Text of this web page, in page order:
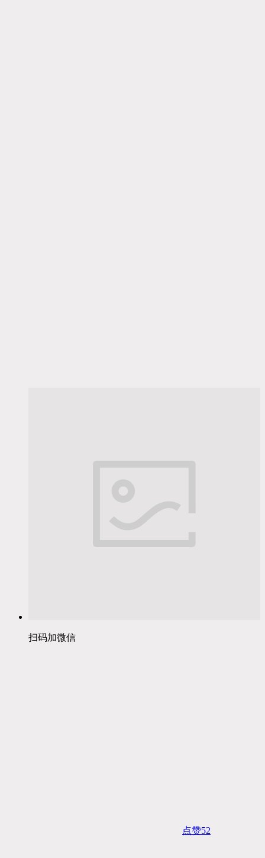
扫码加微信
点赞52